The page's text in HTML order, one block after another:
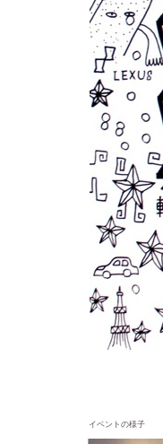
イベントの様子